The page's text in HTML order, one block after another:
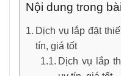
Nội dung trong bài
Dịch vụ lắp đặt
tín, giá tốt
Dịch vụ lắp